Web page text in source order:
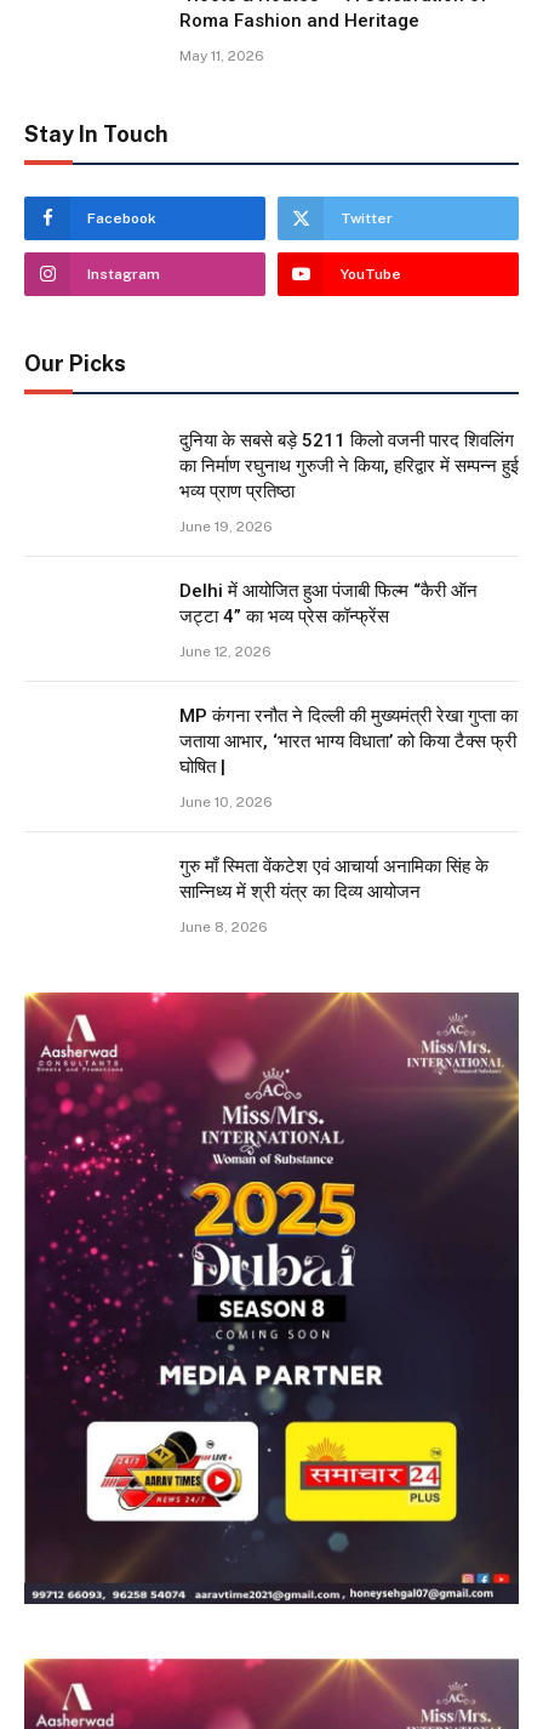
Roma Fashion and Heritage
May 11, 2026
Stay In Touch
Facebook Twitter
Instagram YouTube
Our Picks
दुनिया के सबसे बड़े 5211 किलो वजनी पारद शिवलिंग
का निर्माण रघुनाथ गुरुजी ने किया, हरिद्वार में सम्पन्न हुई
भव्य प्राण प्रतिष्ठा
June 19, 2026
Delhi में आयोजित हुआ पंजाबी फिल्म “कैरी ऑन
जट्टा 4” का भव्य प्रेस कॉन्फ्रेंस
June 12, 2026
MP कंगना रनौत ने दिल्ली की मुख्यमंत्री रेखा गुप्ता का
जताया आभार, ‘भारत भाग्य विधाता’ को किया टैक्स फ्री
घोषित |
June 10, 2026
गुरु माँ स्मिता वेंकटेश एवं आचार्या अनामिका सिंह के
सान्निध्य में श्री यंत्र का दिव्य आयोजन
June 8, 2026